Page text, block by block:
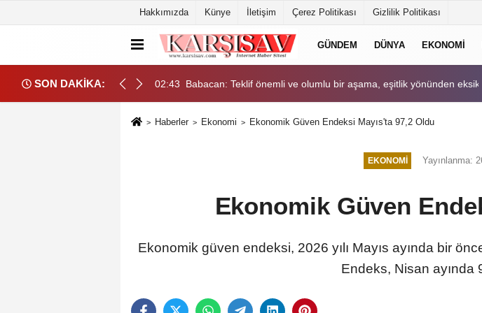
Hakkımızda Künye İletişim Çerez Politikası Gizlilik Politikası
GÜNDEM DÜNYA EKONOMI
SON DAKİKA:
eşitlik yönünden eksiklikler giderilmeli
02:43 Babacan: Teklif önemli ve olumlu bir aşama, eşitlik yönünden
Haberler Ekonomi Ekonomik Güven Endeksi Mayıs'ta 97,2 Oldu
EKONOMI Yayınlanma:
Ekonomik Güven
Ekonomik güven endeksi, 2026 yılı Mayıs ayında bir
Endeks, Nisan ayında